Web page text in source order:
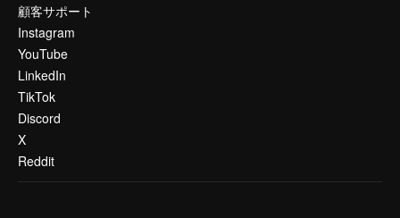
顧客サポート
Instagram
YouTube
LinkedIn
TikTok
Discord
X
Reddit